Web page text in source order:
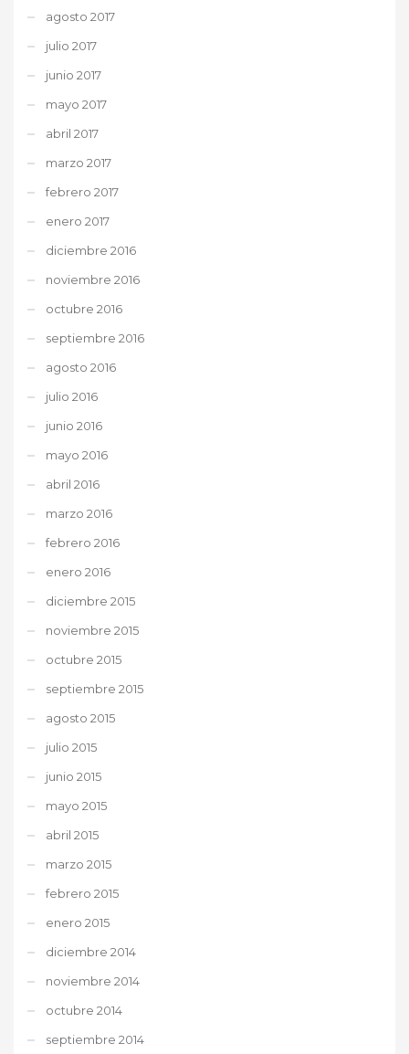
agosto 2017
julio 2017
junio 2017
mayo 2017
abril 2017
marzo 2017
febrero 2017
enero 2017
diciembre 2016
noviembre 2016
octubre 2016
septiembre 2016
agosto 2016
julio 2016
junio 2016
mayo 2016
abril 2016
marzo 2016
febrero 2016
enero 2016
diciembre 2015
noviembre 2015
octubre 2015
septiembre 2015
agosto 2015
julio 2015
junio 2015
mayo 2015
abril 2015
marzo 2015
febrero 2015
enero 2015
diciembre 2014
noviembre 2014
octubre 2014
septiembre 2014